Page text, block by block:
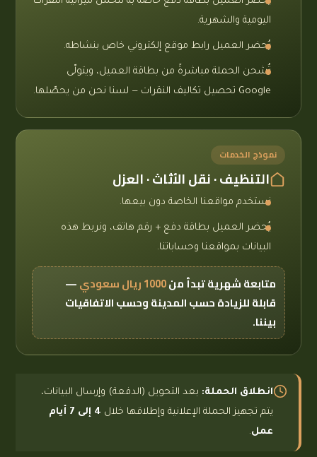
اليومية والشهرية.
يُحضر العميل رابط موقع إلكتروني خاص بنشاطه.
تُشحن الحملة مباشرةً من بطاقة العميل، ويتولّى
Google تحصيل تكاليف النقرات — لسنا نحن من يحصّلها.
نموذج الخدمات
التنظيف · نقل الأثاث · العزل
نستخدم مواقعنا الخاصة دون بيعها.
يُحضر العميل بطاقة دفع + رقم هاتف، ونربط هذه
البيانات بمواقعنا وحساباتنا.
متابعة شهرية تبدأ من1000 ريال سعودي
—
قابلة للزيادة حسب المدينة وحسب الاتفاقيات
بيننا.
انطلاق الحملة: بعد التحويل (الدفعة) وإرسال البيانات،
يتم تجهيز الحملة الإعلانية وإطلاقها خلال
4 إلى 7 أيام
عمل.